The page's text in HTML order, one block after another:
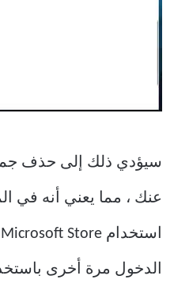
سيؤدي ذلك إلى حذف جميع
عنك ، مما يعني أنه في
الدخول مرة أخرى